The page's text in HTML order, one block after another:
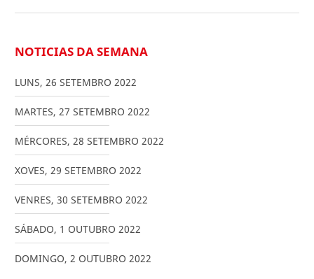
NOTICIAS DA SEMANA
LUNS, 26 SETEMBRO 2022
MARTES, 27 SETEMBRO 2022
MÉRCORES, 28 SETEMBRO 2022
XOVES, 29 SETEMBRO 2022
VENRES, 30 SETEMBRO 2022
SÁBADO, 1 OUTUBRO 2022
DOMINGO, 2 OUTUBRO 2022